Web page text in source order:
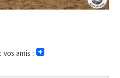
vos amis :